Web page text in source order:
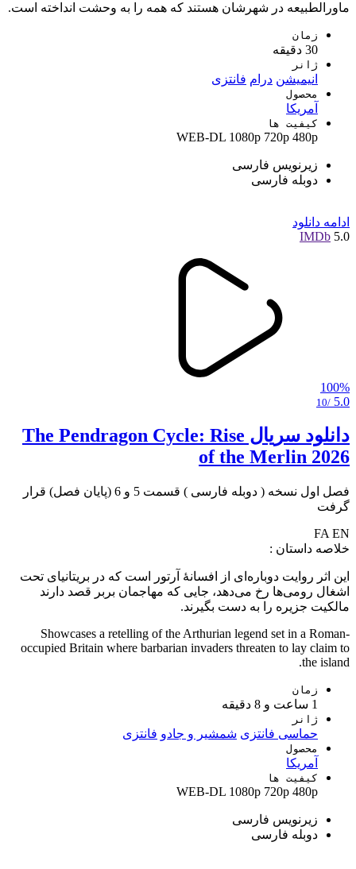
ماورالطبیعه در شهرشان هستند که همه را به وحشت انداخته است.
زمان
30 دقیقه
ژانر
انیمیشن درام فانتزی
محصول
آمریکا
کیفیت ها
WEB-DL 1080p 720p 480p
زیرنویس فارسی
دوبله فارسی
ادامه دانلود
5.0
IMDb
100%
5.0
/10
دانلود سریال The Pendragon Cycle: Rise
of the Merlin 2026
فصل اول نسخه ( دوبله فارسی ) قسمت 5 و 6 (پایان فصل) قرار
گرفت
FA EN
خلاصه داستان :
این اثر روایت دوباره‌ای از افسانهٔ آرتور است که در بریتانیای تحت
اشغال رومی‌ها رخ می‌دهد، جایی که مهاجمان بربر قصد دارند
مالکیت جزیره را به دست بگیرند.
Showcases a retelling of the Arthurian legend set in a Roman-
occupied Britain where barbarian invaders threaten to lay claim to
the island.
زمان
1 ساعت و 8 دقیقه
ژانر
حماسی فانتزی شمشیر و جادو فانتزی
محصول
آمریکا
کیفیت ها
WEB-DL 1080p 720p 480p
زیرنویس فارسی
دوبله فارسی